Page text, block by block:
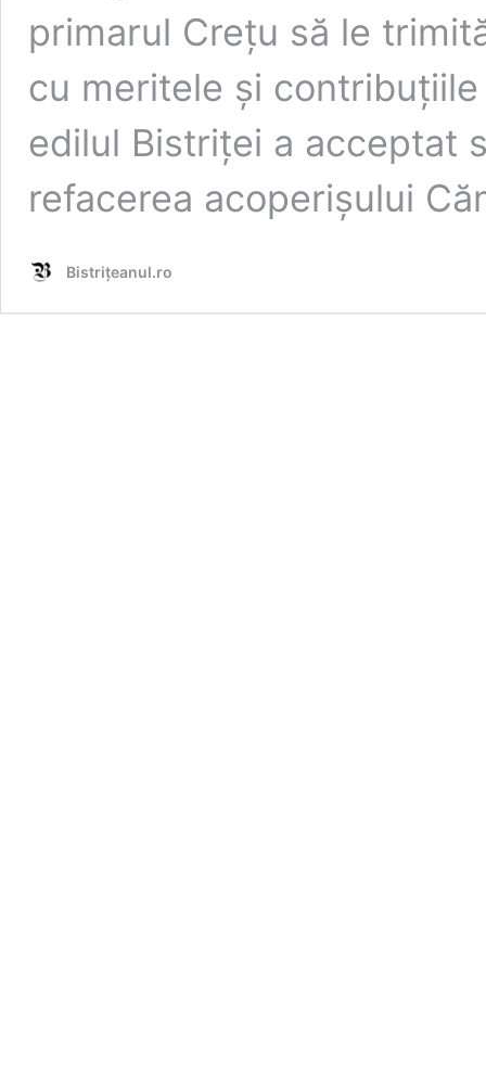
primarul Crețu să le
cu meritele și
edilul Bistriței a acceptat
refacerea acoperișului
Bistrițeanul.ro